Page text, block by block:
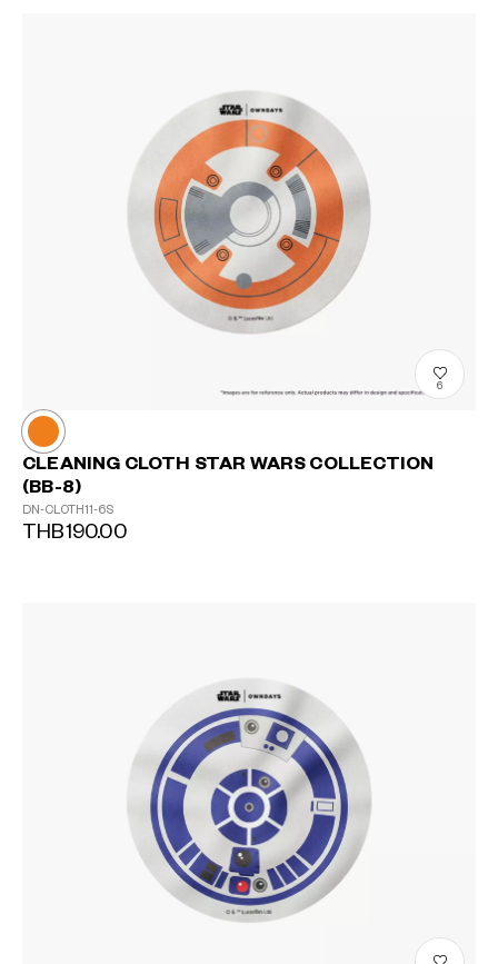
6
CLEANING CLOTH STAR WARS COLLECTION
(BB-8)
DN-CLOTH11-6S
THB190.00